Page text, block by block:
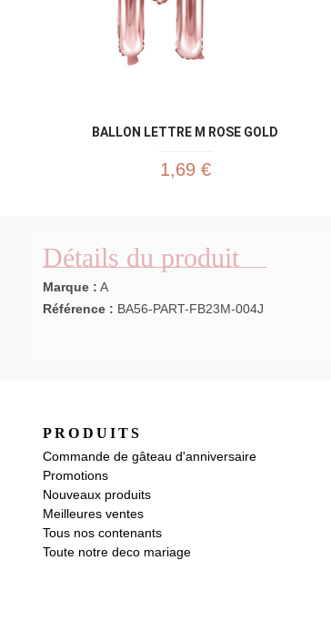
BALLON LETTRE M ROSE GOLD
1,69 €
Détails du produit
Marque : A
Référence : BA56-PART-FB23M-004J
PRODUITS
Commande de gâteau d'anniversaire
Promotions
Nouveaux produits
Meilleures ventes
Tous nos contenants
Toute notre deco mariage